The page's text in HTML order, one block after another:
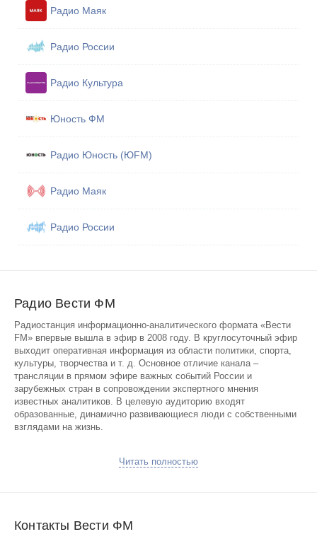
Радио Маяк
Радио России
Радио Культура
Юность ФМ
Радио Юность (ЮFM)
Радио Маяк
Радио России
Радио Вести ФМ
Радиостанция информационно-аналитического формата «Вести
FM» впервые вышла в эфир в 2008 году. В круглосуточный эфир
выходит оперативная информация из области политики, спорта,
культуры, творчества и т. д. Основное отличие канала –
трансляции в прямом эфире важных событий России и
зарубежных стран в сопровождении экспертного мнения
известных аналитиков. В целевую аудиторию входят
образованные, динамично развивающиеся люди с собственными
взглядами на жизнь.
освещающими горячие происшествия в плане политической
актуальных погодных условий и спортивных новостей благодаря
Читать полностью
Контакты Вести ФМ